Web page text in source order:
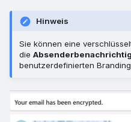
Hinweis
Sie können eine
die
benutzerdefinierten